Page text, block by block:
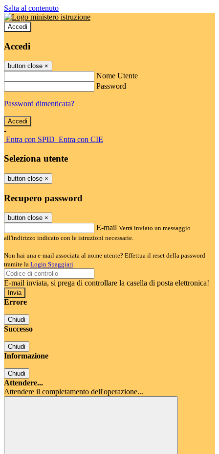
Salta al contenuto
Accedi
Accedi
button close ×
Nome Utente
Password
Password dimenticata?
-
Entra con SPID Entra con CIE
Seleziona utente
button close ×
Recupero password
button close ×
E-mail Verrà inviato un messaggio
all'indirizzo indicato con le istruzioni necessarie.
Non hai una e-mail associata al nome utente? Effettua il reset della password
tramite la Login Spaggiari
E-mail inviata, si prega di controllare la casella di posta elettronica!
Errore
Chiudi
Successo
Chiudi
Informazione
Chiudi
Attendere...
Attendere il completamento dell'operazione...